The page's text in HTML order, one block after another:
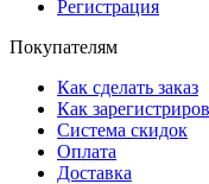
Регистрация
Покупателям
Как сделать заказ
Как
Система скидок
Оплата
Доставка